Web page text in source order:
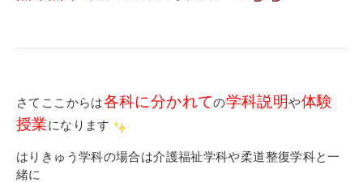
さてここからは各科に分かれての学科説明や体験
授業になります
はりきゅう学科の場合は介護福祉学科や柔道整復学科と一
緒に